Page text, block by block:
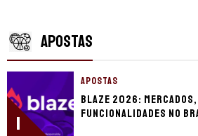
APOSTAS
1
APOSTAS
Blaze 2026:
funcionalidades no